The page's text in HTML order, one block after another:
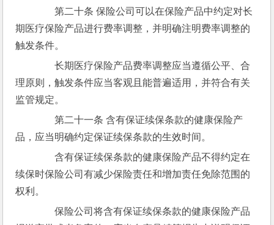
第二十条 保险公司可以在保险产品中约定对长
期医疗保险产品进行费率调整，并明确注明费率调整的
触发条件。
长期医疗保险产品费率调整应当遵循公平、合
理原则，触发条件应当客观且能普遍适用，并符合有关
监管规定。
第二十一条 含有保证续保条款的健康保险产
品，应当明确约定保证续保条款的生效时间。
含有保证续保条款的健康保险产品不得约定在
续保时保险公司有减少保险责任和增加责任免除范围的
权利。
保险公司将含有保证续保条款的健康保险产品